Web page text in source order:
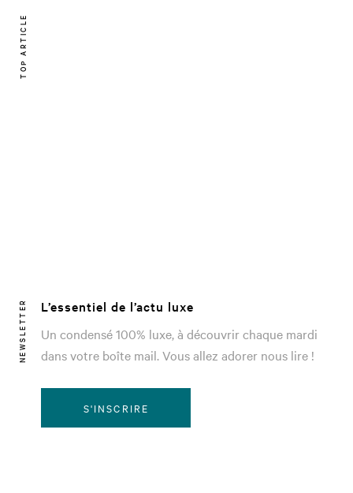
TOP ARTICLE
NEWSLETTER
L’essentiel de l’actu luxe
Un condensé 100% luxe, à découvrir chaque mardi
dans votre boîte mail. Vous allez adorer nous lire !
S'INSCRIRE